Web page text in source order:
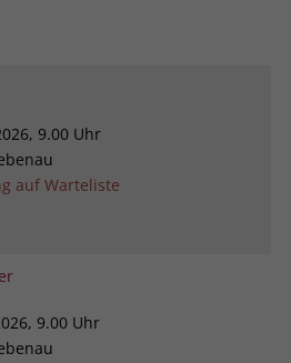
9.00 Uhr
auf Warteliste
9.00 Uhr